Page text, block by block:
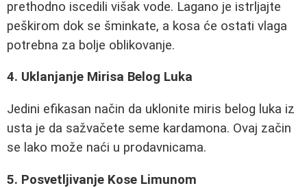
prethodno iscedili višak vode. Lagano je istrljajte
peškirom dok se šminkate, a kosa će ostati vlaga
potrebna za bolje oblikovanje.
4. Uklanjanje Mirisa Belog Luka
Jedini efikasan način da uklonite miris belog luka iz
usta je da sažvačete seme kardamona. Ovaj začin
se lako može naći u prodavnicama.
5. Posvetljivanje Kose Limunom